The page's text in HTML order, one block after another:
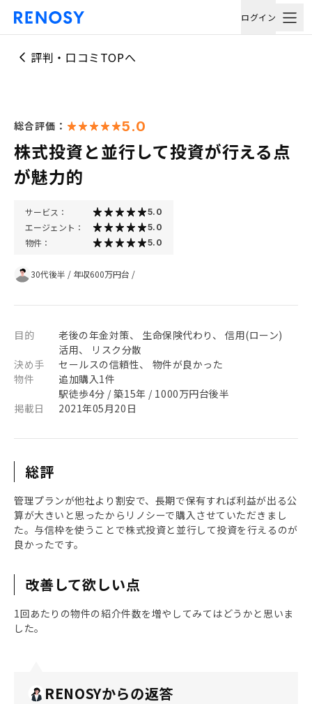
ログイン
評判・口コミTOPへ
総合評価： 5.0
株式投資と並行して投資が行える点
が魅力的
サービス： 5.0
エージェント： 5.0
物件： 5.0
30代後半 / 年収600万円台 /
目的
老後の年金対策、 生命保険代わり、 信用(ローン)
活用、 リスク分散
決め手
セールスの信頼性、 物件が良かった
物件
追加購入1件
駅徒歩4分 / 築15年 / 1000万円台後半
掲載日
2021年05月20日
総評
管理プランが他社より割安で、長期で保有すれば利益が出る公
算が大きいと思ったからリノシーで購入させていただきまし
た。与信枠を使うことで株式投資と並行して投資を行えるのが
良かったです。
改善して欲しい点
1回あたりの物件の紹介件数を増やしてみてはどうかと思いま
した。
RENOSYからの返答